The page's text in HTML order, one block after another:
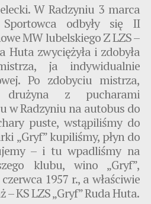
W Radzyniu 3 marca
odbyły się II
MW lubelskiego Z LZS –
Huta zwyciężyła i zdobyła
ja indywidualnie
Po zdobyciu mistrza,
drużyna z pucharami
w Radzyniu na autobus do
puste, wstąpiliśmy do
„Gryf” kupiliśmy, płyn do
– i tu wpadliśmy na
klubu, wino „Gryf”,
1957 r., a właściwie
– KS LZS „Gryf” Ruda Huta.